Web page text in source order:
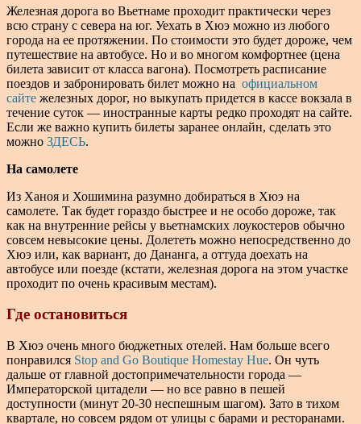
Железная дорога во Вьетнаме проходит практически через
всю страну с севера на юг. Уехать в Хюэ можно из любого
города на ее протяжении. По стоимости это будет дороже, чем
путешествие на автобусе. Но и во многом комфортнее (цена
билета зависит от класса вагона). Посмотреть расписание
поездов и забронировать билет можно на официальном
сайте железных дорог, но выкупать придется в кассе вокзала в
течение суток — иностранные карты редко проходят на сайте.
Если же важно купить билеты заранее онлайн, сделать это
можно ЗДЕСЬ.
На самолете
Из Ханоя и Хошимина разумно добираться в Хюэ на
самолете. Так будет гораздо быстрее и не особо дороже, так
как на внутренние рейсы у вьетнамских лоукостеров обычно
совсем невысокие цены. Долететь можно непосредственно до
Хюэ или, как вариант, до Дананга, а оттуда доехать на
автобусе или поезде (кстати, железная дорога на этом участке
проходит по очень красивым местам).
Где остановиться
В Хюэ очень много бюджетных отелей. Нам больше всего
понравился Stop and Go Boutique Homestay Hue. Он чуть
дальше от главной достопримечательности города —
Императорской цитадели — но все равно в пешей
доступности (минут 20-30 неспешным шагом). Зато в тихом
квартале, но совсем рядом от улицы с барами и ресторанами.